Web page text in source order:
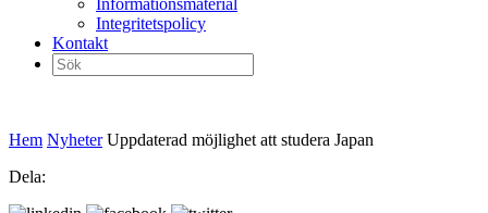
Informationsmaterial
Integritetspolicy
Kontakt
Sök
efter:
Hem Nyheter Uppdaterad möjlighet att studera Japan
Dela: